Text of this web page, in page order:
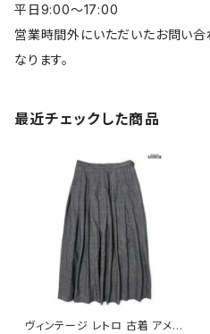
平日9:00～17:00
営業時間外にいただいたお問い
なります。
最近チェックした商品
ヴィンテージ レトロ 古着 アメリ